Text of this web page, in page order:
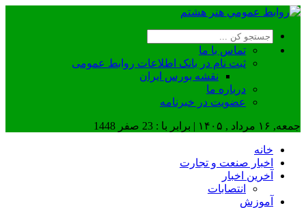
تماس با ما
ثبت نام در بانک اطلاعات روابط عمومی
نقشه بورس ایران
درباره ما
عضويت در خبرنامه
جمعه, ۱۶ مرداد , ۱۴۰۵ | برابر با : 23 صفر 1448
خانه
اخبار صنعت و تجارت
آخرین اخبار
انتصابات
آموزش